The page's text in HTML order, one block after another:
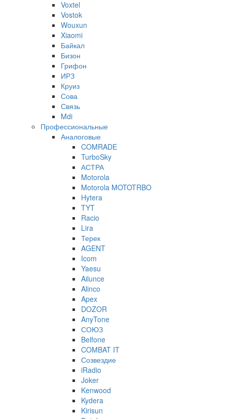
Voxtel
Vostok
Wouxun
Xiaomi
Байкал
Бизон
Грифон
ИРЗ
Круиз
Сова
Связь
Mdi
Профессиональные
Аналоговые
COMRADE
TurboSky
АСТРА
Motorola
Motorola MOTOTRBO
Hytera
TYT
Racio
Lira
Терек
AGENT
Icom
Yaesu
Ailunce
Alinco
Apex
DOZOR
AnyTone
СОЮЗ
Belfone
COMBAT IT
Созвездие
iRadio
Joker
Kenwood
Kydera
Kirisun